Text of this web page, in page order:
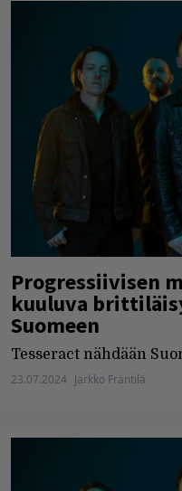
Progressiivisen
kuuluva
Suomeen
Tesseract nähdään
23.07.2024 Jarkko Fräntilä